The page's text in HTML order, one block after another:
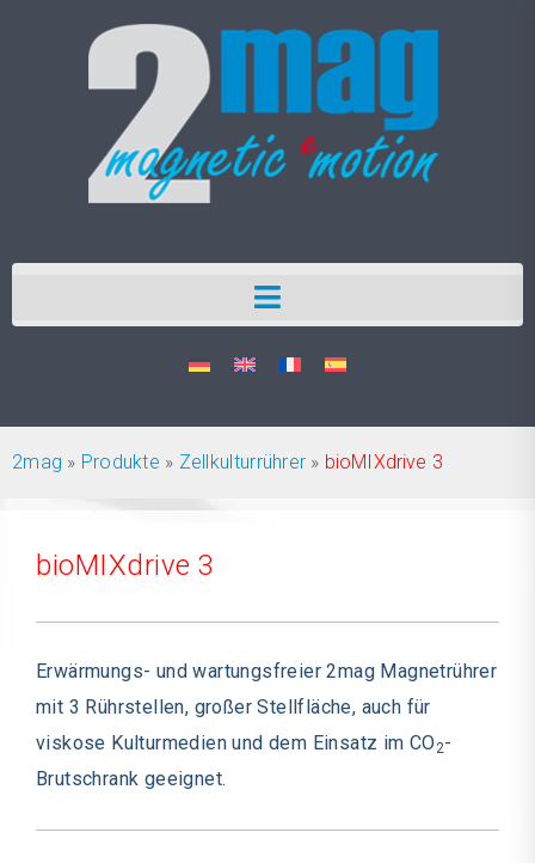
2mag » Produkte » Zellkulturrührer » bioMIXdrive 3
bioMIXdrive 3
Erwärmungs- und wartungsfreier 2mag Magnetrührer
mit 3 Rührstellen, großer Stellfläche, auch für
viskose Kulturmedien und dem Einsatz im CO2-
Brutschrank geeignet.